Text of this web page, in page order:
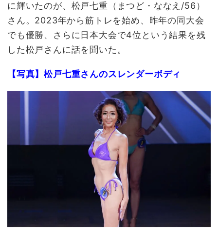
に輝いたのが、松戸七重（まつど・ななえ/56）
さん。2023年から筋トレを始め、昨年の同大会
でも優勝、さらに日本大会で4位という結果を残
した松戸さんに話を聞いた。
【写真】松戸七重さんのスレンダーボディ